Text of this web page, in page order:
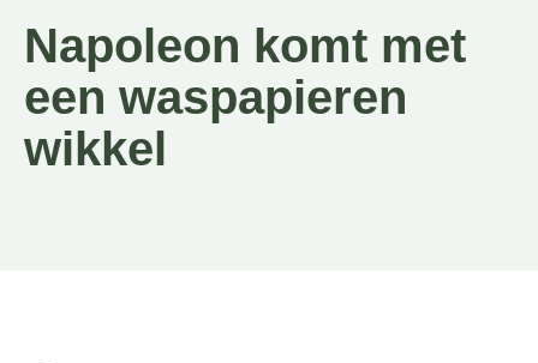
Napoleon komt met
een waspapieren
wikkel